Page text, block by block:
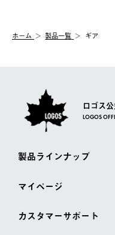
【配送業者】
佐川急便にて配送されます。
一度お手元の商品を返品い
ホーム 製品一覧 ギア
ロゴス
LOGOS
製品ラインナップ
マイページ
カスタマーサポート